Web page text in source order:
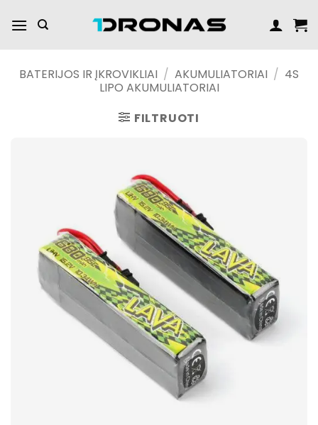
turinį
BATERIJOS IR ĮKROVIKLIAI / AKUMULIATORIAI / 4S
LIPO AKUMULIATORIAI
FILTRUOTI